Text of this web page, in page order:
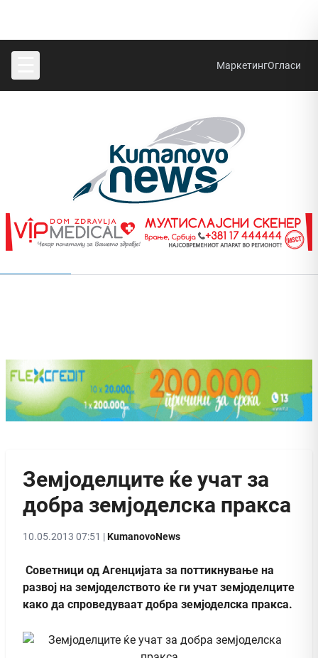
МаркетингОгласи
Земјоделците ќе учат за
добра земјоделска пракса
10.05.2013 07:51 |KumanovoNews
Советници од Агенцијата за поттикнување на
развој на земјоделството ќе ги учат земјоделците
како да спроведуваат добра земјоделска пракса.